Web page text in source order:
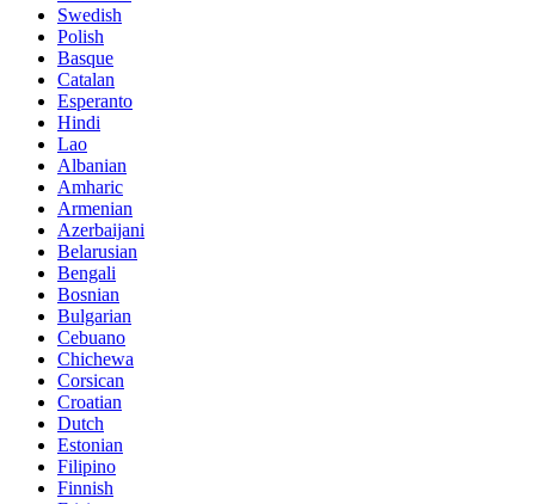
Swedish
Polish
Basque
Catalan
Esperanto
Hindi
Lao
Albanian
Amharic
Armenian
Azerbaijani
Belarusian
Bengali
Bosnian
Bulgarian
Cebuano
Chichewa
Corsican
Croatian
Dutch
Estonian
Filipino
Finnish